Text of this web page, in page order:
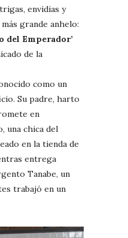
envidias y
grande anhelo:
del Emperador’
de la
como un
Su padre, harto
en
una chica del
en la tienda de
entrega
Tanabe, un
trabajó en un